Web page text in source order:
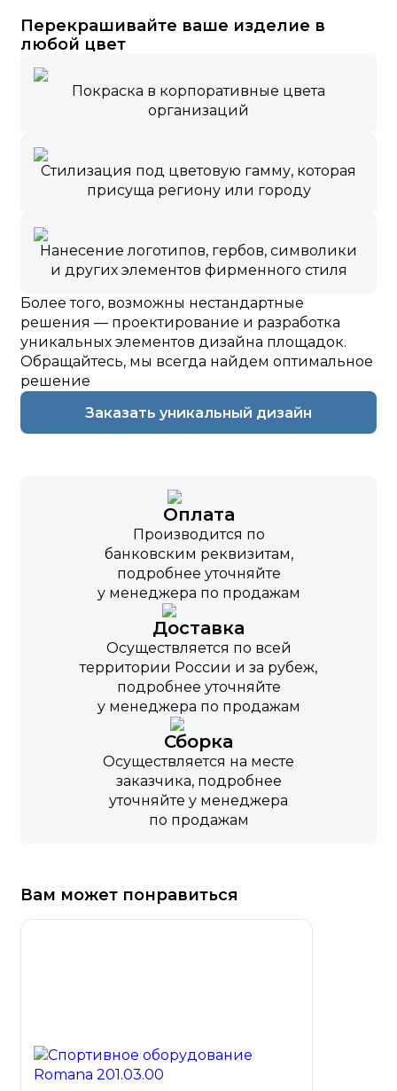
Перекрашивайте ваше изделие в
любой цвет
Покраска в корпоративные цвета
организаций
Стилизация под цветовую гамму, которая
присуща региону или городу
Нанесение логотипов, гербов, символики
и других элементов фирменного стиля
Более того, возможны нестандартные
решения — проектирование и разработка
уникальных элементов дизайна площадок.
Обращайтесь, мы всегда найдем оптимальное
решение
Заказать уникальный дизайн
Оплата
Производится по
банковским реквизитам,
подробнее уточняйте
у менеджера по продажам
Доставка
Осуществляется по всей
территории России и за рубеж,
подробнее уточняйте
у менеджера по продажам
Сборка
Осуществляется на месте
заказчика, подробнее
уточняйте у менеджера
по продажам
Вам может понравиться